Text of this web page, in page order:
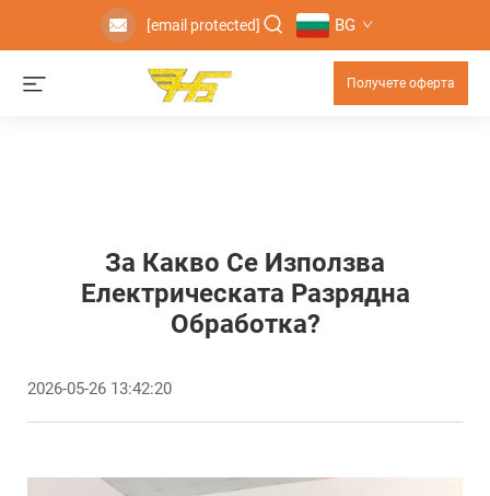
[email protected] BG
Получете оферта
За Какво Се Използва
Електрическата Разрядна
Обработка?
2026-05-26 13:42:20